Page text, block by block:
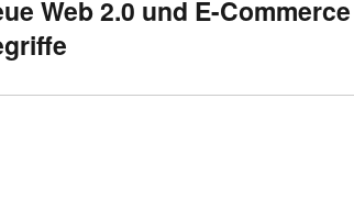
Web 2.0 und E-Commerce